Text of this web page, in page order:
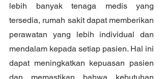
lebih banyak tenaga medis yang
tersedia, rumah sakit dapat memberikan
perawatan yang lebih individual dan
mendalam kepada setiap pasien. Hal ini
dapat meningkatkan kepuasan pasien
dan memastikan bahwa kebutuhan